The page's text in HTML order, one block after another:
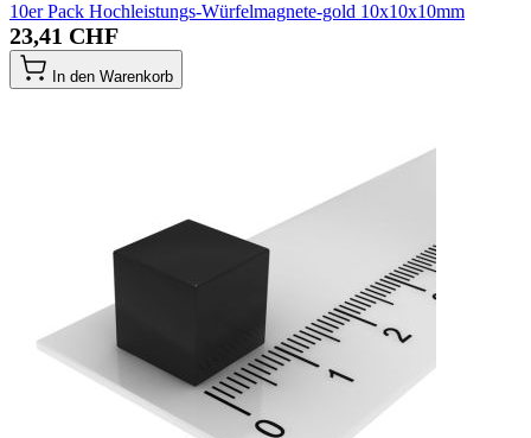
10er Pack Hochleistungs-Würfelmagnete-gold 10x10x10mm
23,41 CHF
In den Warenkorb